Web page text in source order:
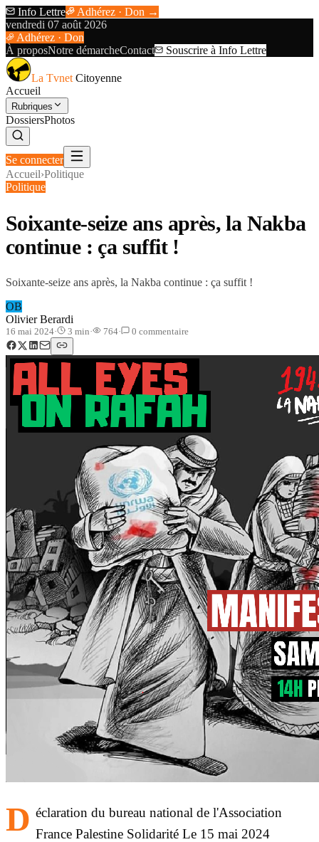
Info Lettre
Adhérez · Don →
vendredi 07 août 2026
Adhérez · Don
À proposNotre démarcheContact Souscrire à Info Lettre
La Tvnet Citoyenne
Accueil
Rubriques
DossiersPhotos
Se connecter
Accueil›Politique
Politique
Soixante-seize ans après, la Nakba
continue : ça suffit !
Soixante-seize ans après, la Nakba continue : ça suffit !
OB
Olivier Berardi
16 mai 2024· 3 min· 764· 0 commentaire
D éclaration du bureau national de l'Association
France Palestine Solidarité Le 15 mai 2024